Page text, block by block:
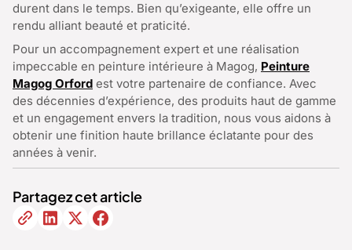
durent dans le temps. Bien qu’exigeante, elle offre un
rendu alliant beauté et praticité.
Pour un accompagnement expert et une réalisation
impeccable en peinture intérieure à Magog, Peinture
Magog Orford est votre partenaire de confiance. Avec
des décennies d’expérience, des produits haut de gamme
et un engagement envers la tradition, nous vous aidons à
obtenir une finition haute brillance éclatante pour des
années à venir.
Partagez cet article